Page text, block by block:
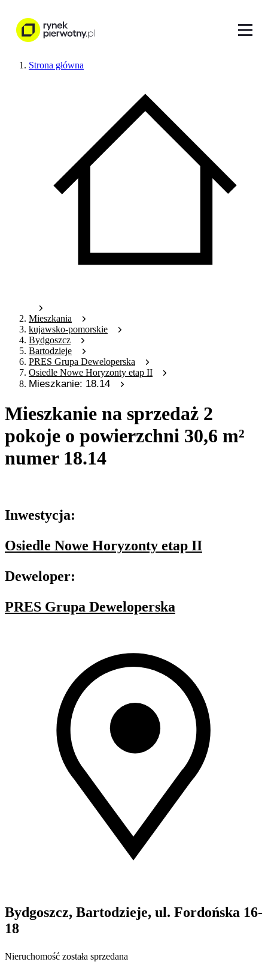
Strona główna
Mieszkania
kujawsko-pomorskie
Bydgoszcz
Bartodzieje
PRES Grupa Deweloperska
Osiedle Nowe Horyzonty etap II
Mieszkanie: 18.14
Mieszkanie na sprzedaż 2
pokoje o powierzchni 30,6 m²
numer 18.14
Inwestycja:
Osiedle Nowe Horyzonty etap II
Deweloper:
PRES Grupa Deweloperska
Bydgoszcz, Bartodzieje, ul. Fordońska 16-
18
Nieruchomość została sprzedana